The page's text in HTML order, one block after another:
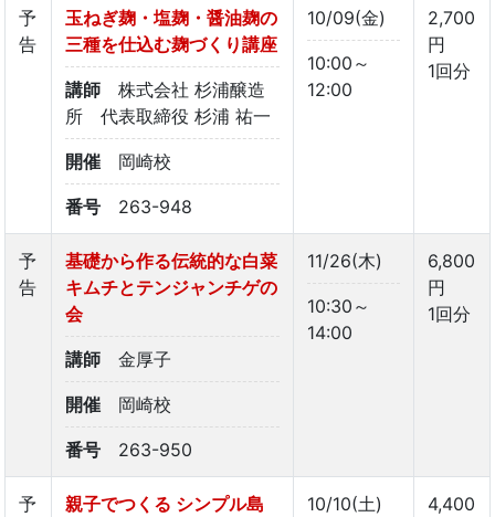
予
告
玉ねぎ麹・塩麹・醤油麹の
三種を仕込む麹づくり講座
講師
株式会社 杉浦醸造
所 代表取締役 杉浦 祐一
開催 岡崎校
番号 263-948
10/09(金)
10:00～
12:00
2,700
円
1回分
予
告
基礎から作る伝統的な白菜
キムチとテンジャンチゲの
会
講師 金厚子
開催 岡崎校
番号 263-950
11/26(木)
10:30～
14:00
6,800
円
1回分
予
親子でつくる シンプル島
10/10(土)
4,400